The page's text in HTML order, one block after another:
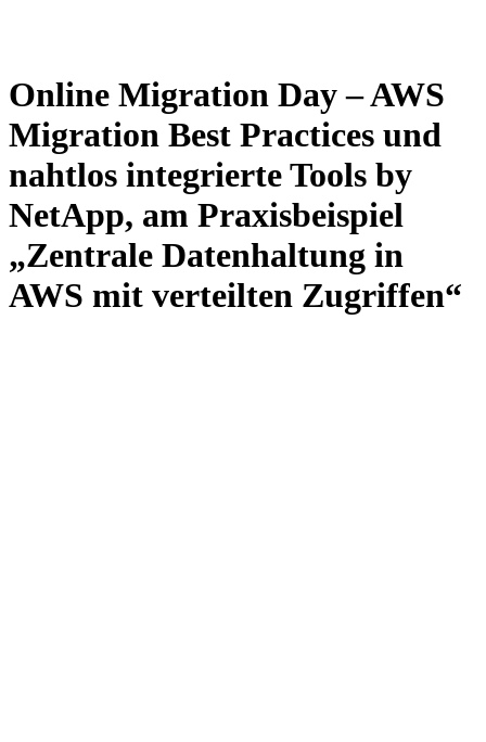
Online Migration Day – AWS
Migration Best Practices und
nahtlos integrierte Tools by
NetApp, am Praxisbeispiel
„Zentrale Datenhaltung in
AWS mit verteilten Zugriffen“